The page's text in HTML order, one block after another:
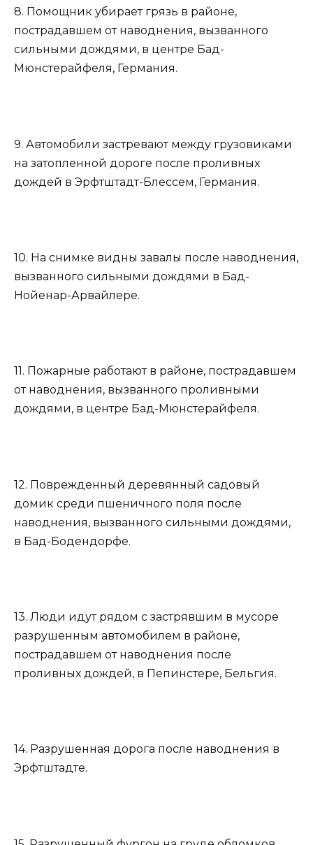
8. Помощник убирает грязь в районе,
пострадавшем от наводнения, вызванного
сильными дождями, в центре Бад-
Мюнстерайфеля, Германия.
9. Автомобили застревают между грузовиками
на затопленной дороге после проливных
дождей в Эрфтштадт-Блессем, Германия.
10. На снимке видны завалы после наводнения,
вызванного сильными дождями в Бад-
Нойенар-Арвайлере.
11. Пожарные работают в районе, пострадавшем
от наводнения, вызванного проливными
дождями, в центре Бад-Мюнстерайфеля.
12. Поврежденный деревянный садовый
домик среди пшеничного поля после
наводнения, вызванного сильными дождями,
в Бад-Бодендорфе.
13. Люди идут рядом с застрявшим в мусоре
разрушенным автомобилем в районе,
пострадавшем от наводнения после
проливных дождей, в Пепинстере, Бельгия.
14. Разрушенная дорога после наводнения в
Эрфтштадте.